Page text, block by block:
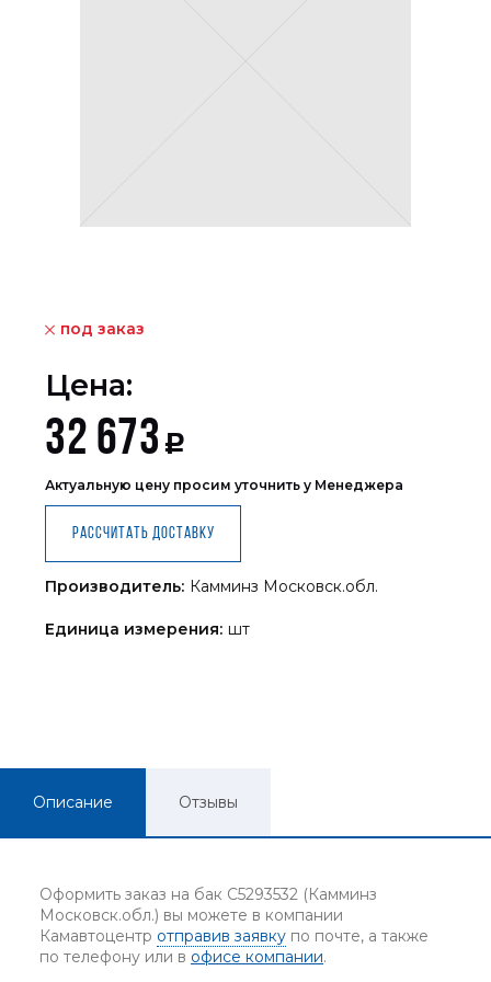
под заказ
Цена:
32 673 Р
Актуальную цену просим уточнить у Менеджера
Рассчитать доставку
Производитель: Камминз Московск.обл.
Единица измерения: шт
Описание Отзывы
Оформить заказ на бак C5293532 (Камминз
Московск.обл.) вы можете в компании
Камавтоцентр отправив заявку по почте, а также
по телефону или в офисе компании.